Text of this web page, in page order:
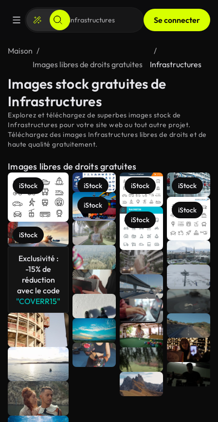
Se connecter
Maison
Images libres de droits gratuites
Infrastructures
Images stock gratuites de
Infrastructures
Explorez et téléchargez de superbes images stock de
Infrastructures pour votre site web ou tout autre projet.
Téléchargez des images Infrastructures libres de droits et de
haute qualité gratuitement.
Images libres de droits gratuites
iStock
iStock
Exclusivité :
-15% de
réduction
avec le code
"COVERR15"
iStock
iStock
iStock
iStock
iStock
iStock
Voir plus